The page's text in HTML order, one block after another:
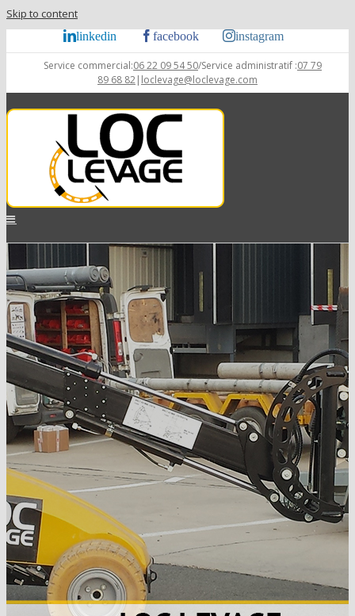
Skip to content
linkedin facebook instagram
Service commercial:06 22 09 54 50/Service administratif :07 79
89 68 82| loclevage@loclevage.com